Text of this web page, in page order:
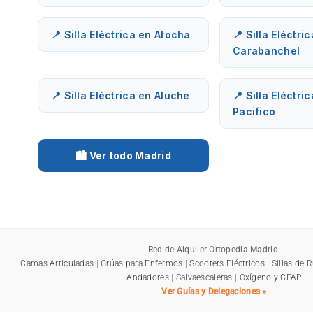
📍 Silla Eléctrica en Atocha
📍 Silla
Carabanchel
📍 Silla Eléctrica en Aluche
📍 Silla
Pacifico
🏙️ Ver todo Madrid
Red de Alquiler Ortopedia Madrid:
Camas Articuladas |Grúas para Enfermos |Scooters Eléctricos| Sillas de
Andadores| Salvaescaleras | Oxígeno y CPAP
Ver Guías y Delegaciones »